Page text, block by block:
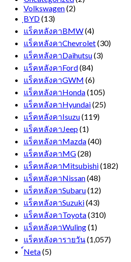
Volkswagen(2)
ฺBYD(13)
แร็คหลังคาBMW(4)
แร็คหลังคาChevrolet(30)
แร็คหลังคาDaihutsu(3)
แร็คหลังคาFord(84)
แร็คหลังคาGWM (6)
แร็คหลังคาHonda(105)
แร็คหลังคาHyundai(25)
แร็คหลังคาIsuzu(119)
แร็คหลังคาJeep(1)
แร็คหลังคาMazda(40)
แร็คหลังคาMG(28)
แร็คหลังคาMitsubishi(182)
แร็คหลังคาNissan(48)
แร็คหลังคาSubaru(12)
แร็คหลังคาSuzuki(43)
แร็คหลังคาToyota(310)
แร็คหลังคาWuling(1)
แร็คหลังคารายวัน(1,057)
์Neta(5)